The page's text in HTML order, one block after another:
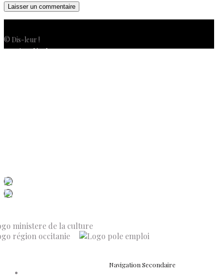
© Dis-leur !
Mentions légales
Navigation Secondaire